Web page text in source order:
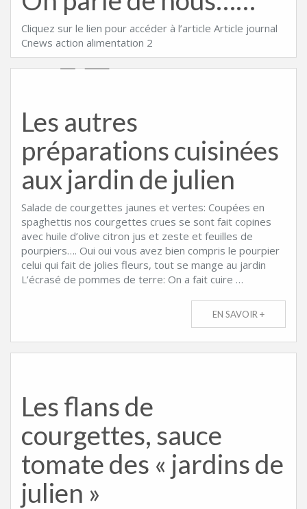
Cliquez sur le lien pour accéder à l’article Article journal
Cnews action alimentation 2
Les autres
préparations cuisinées
aux jardin de julien
Salade de courgettes jaunes et vertes: Coupées en
spaghettis nos courgettes crues se sont fait copines
avec huile d’olive citron jus et zeste et feuilles de
pourpiers…. Oui oui vous avez bien compris le pourpier
celui qui fait de jolies fleurs, tout se mange au jardin
L’écrasé de pommes de terre: On a fait cuire …
EN SAVOIR +
Les flans de
courgettes, sauce
tomate des « jardins de
julien »